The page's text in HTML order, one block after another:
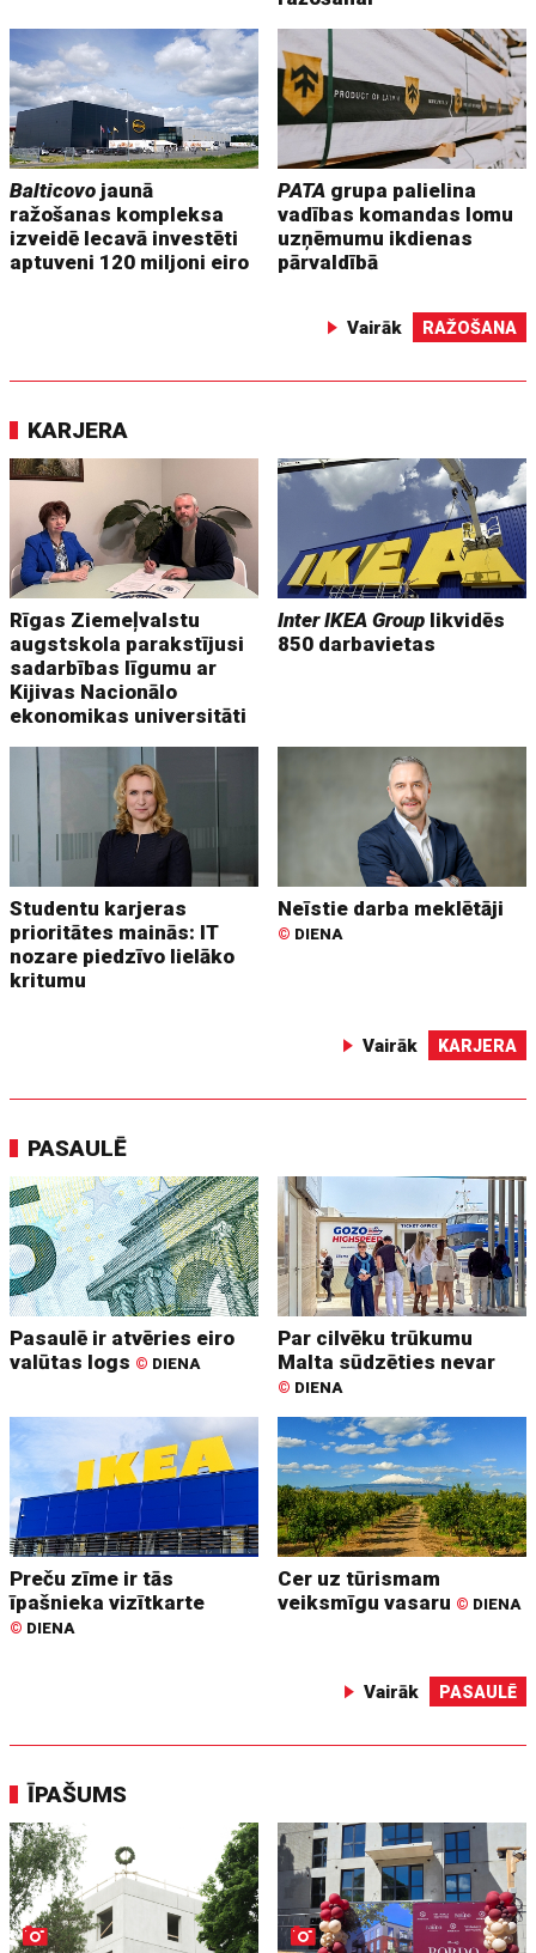
Balticovo jaunā
ražošanas kompleksa
izveidē Iecavā investēti
aptuveni 120 miljoni eiro
PATA grupa palielina
vadības komandas lomu
uzņēmumu ikdienas
pārvaldībā
Vairāk RAŽOŠANA
KARJERA
Rīgas Ziemeļvalstu
augstskola parakstījusi
sadarbības līgumu ar
Kijivas Nacionālo
ekonomikas universitāti
Inter IKEA Group likvidēs
850 darbavietas
Studentu karjeras
prioritātes mainās: IT
nozare piedzīvo lielāko
kritumu
Neīstie darba meklētāji
© DIENA
Vairāk KARJERA
PASAULĒ
Pasaulē ir atvēries eiro
valūtas logs © DIENA
Par cilvēku trūkumu
Malta sūdzēties nevar
© DIENA
Preču zīme ir tās
īpašnieka vizītkarte
© DIENA
Cer uz tūrismam
veiksmīgu vasaru © DIENA
Vairāk PASAULĒ
ĪPAŠUMS